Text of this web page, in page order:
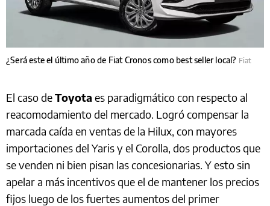
¿Será este el último año de Fiat Cronos como best seller local? Fiat
El caso deToyota es paradigmático con respecto al
reacomodamiento del mercado. Logró compensar la
marcada caída en ventas de la Hilux, con mayores
importaciones del Yaris y el Corolla, dos productos que
se venden ni bien pisan las concesionarias. Y esto sin
apelar a más incentivos que el de mantener los precios
fijos luego de los fuertes aumentos del primer